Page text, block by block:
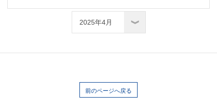
前のページへ戻る